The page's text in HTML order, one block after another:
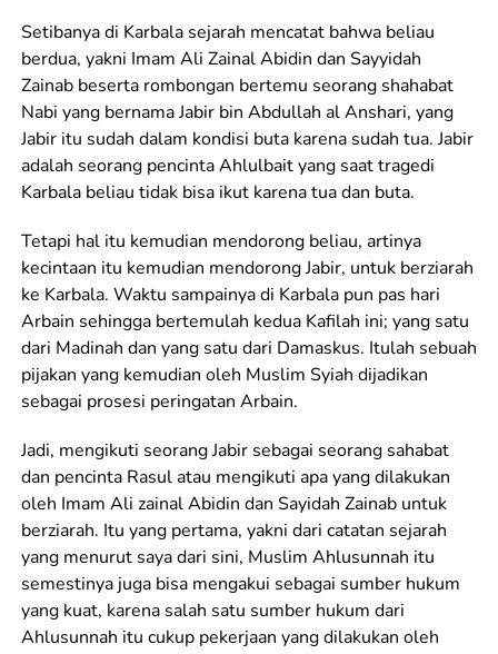
Setibanya di Karbala sejarah mencatat bahwa beliau
berdua, yakni Imam Ali Zainal Abidin dan Sayyidah
Zainab beserta rombongan bertemu seorang shahabat
Nabi yang bernama Jabir bin Abdullah al Anshari, yang
Jabir itu sudah dalam kondisi buta karena sudah tua. Jabir
adalah seorang pencinta Ahlulbait yang saat tragedi
Karbala beliau tidak bisa ikut karena tua dan buta.
Tetapi hal itu kemudian mendorong beliau, artinya
kecintaan itu kemudian mendorong Jabir, untuk berziarah
ke Karbala. Waktu sampainya di Karbala pun pas hari
Arbain sehingga bertemulah kedua Kafilah ini; yang satu
dari Madinah dan yang satu dari Damaskus. Itulah sebuah
pijakan yang kemudian oleh Muslim Syiah dijadikan
sebagai prosesi peringatan Arbain.
Jadi, mengikuti seorang Jabir sebagai seorang sahabat
dan pencinta Rasul atau mengikuti apa yang dilakukan
oleh Imam Ali zainal Abidin dan Sayidah Zainab untuk
berziarah. Itu yang pertama, yakni dari catatan sejarah
yang menurut saya dari sini, Muslim Ahlusunnah itu
semestinya juga bisa mengakui sebagai sumber hukum
yang kuat, karena salah satu sumber hukum dari
Ahlusunnah itu cukup pekerjaan yang dilakukan oleh